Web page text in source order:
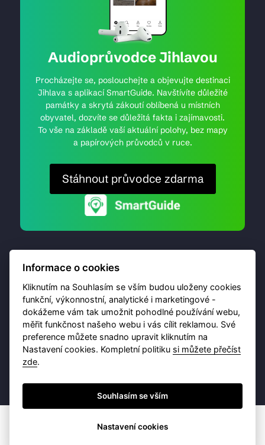
Audioprůvodce Jihlavou
Procházejte se, poslouchejte a objevujte destinaci
Jihlava s aplikací SmartGuide. Navštívíte důležité
památky a skrytá zákoutí oblíbená u místních
obyvatel, dozvíte se důležitá fakta i zajímavosti.
To vše na základě vaší aktuální polohy, bez mapy
a papírových průvodců v ruce.
Stáhnout průvodce zdarma
© 2026 Destinační portál provozujeBrána Jihlavy,
příspěvková organizace. Všechna práva vyhrazena.
Ochrana osobních údajů
Informace o cookies
Kliknutím na Souhlasím se vším budou uloženy cookies
funkční, výkonnostní, analytické i marketingové -
dokážeme vám tak umožnit pohodlné používání webu,
měřit funkčnost našeho webu i vás cílit reklamou. Své
preference můžete snadno upravit kliknutím na
Nastavení cookies. Kompletní politiku si můžete přečíst
zde.
Souhlasím se vším
Nastavení cookies